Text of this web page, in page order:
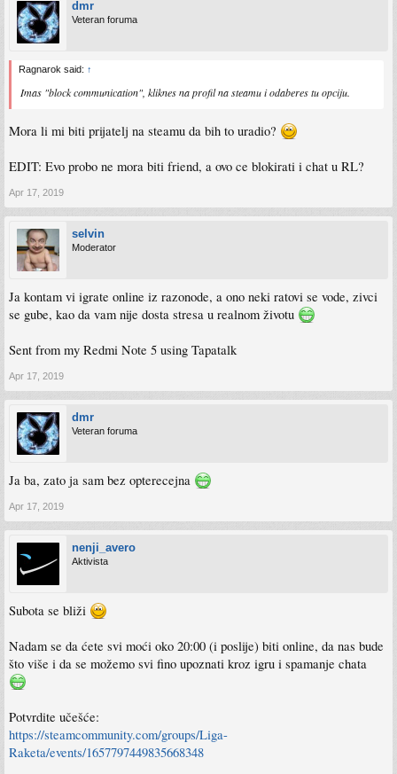
dmr
Veteran foruma
Ragnarok said: ↑
Imas "block communication", kliknes na profil na steamu i odaberes tu opciju.
Mora li mi biti prijatelj na steamu da bih to uradio?
EDIT: Evo probo ne mora biti friend, a ovo ce blokirati i chat u RL?
Apr 17, 2019
selvin
Moderator
Ja kontam vi igrate online iz razonode, a ono neki ratovi se vode, zivci
se gube, kao da vam nije dosta stresa u realnom životu
Sent from my Redmi Note 5 using Tapatalk
Apr 17, 2019
dmr
Veteran foruma
Ja ba, zato ja sam bez opterecejna
Apr 17, 2019
nenji_avero
Aktivista
Subota se bliži
Nadam se da ćete svi moći oko 20:00 (i poslije) biti online, da nas bude
što više i da se možemo svi fino upoznati kroz igru i spamanje chata
Potvrdite učešće:
https://steamcommunity.com/groups/Liga-
Raketa/events/1657797449835668348